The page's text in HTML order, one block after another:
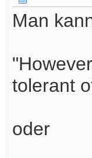
Man
tolerant
oder